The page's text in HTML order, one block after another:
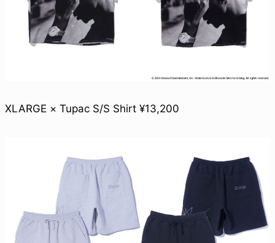
XLARGE × Tupac S/S Shirt ¥13,200